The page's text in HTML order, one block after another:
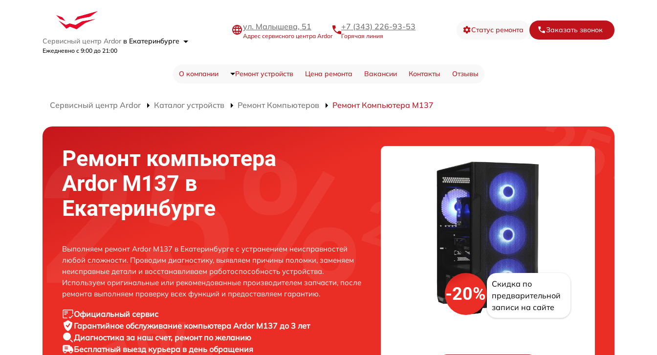
Сервисный центр Ardor в Екатеринбурге
Ежедневно с 9:00 до 21:00
ул. Малышева, 51
Адрес сервисного центра Ardor
+7 (343) 226-93-53
Горячая линия
Статус ремонта Заказать звонок
О компании Ремонт устройств Цена ремонта Вакансии Контакты Отзывы
Сервисный центр Ardor Каталог устройств Ремонт Компьютеров Ремонт Компьютера M137
Ремонт компьютера
Ardor M137 в
Екатеринбурге
Выполняем ремонт Ardor M137 в Екатеринбурге с устранением неисправностей
любой сложности. Проводим диагностику, выявляем причины поломки, заменяем
неисправные детали и восстанавливаем работоспособность устройства.
Используем оригинальные или рекомендованные производителем запчасти, после
ремонта выполняем проверку всех функций и предоставляем гарантию.
Официальный сервис
Гарантийное обслуживание компьютера Ardor M137 до 3 лет
Диагностика за наш счет, ремонт по желанию
Бесплатный выезд курьера в день обращения
-20%
Скидка по
предварительной
записи на сайте